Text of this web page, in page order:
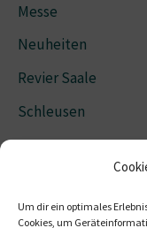
Um dir ein optimales
Cookies, um
Messe
Neuheiten
Revier Saale
Schleusen